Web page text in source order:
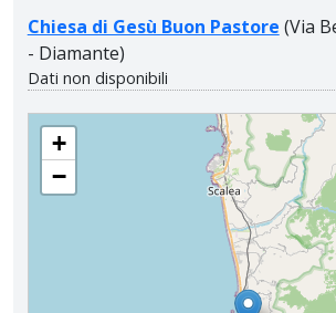
Chiesa di Gesù Buon Pastore (Via
- Diamante)
Dati non disponibili
PARROCCHIA SAN BIAGIO VESCOVO E MARTIRE
+
−